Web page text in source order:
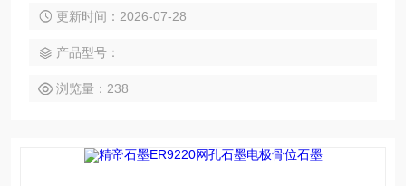
这减少了CAD/CAM和机器加工的次数，单是这个原因，就足
更新时间：2026-07-28
产品型号：
浏览量：238